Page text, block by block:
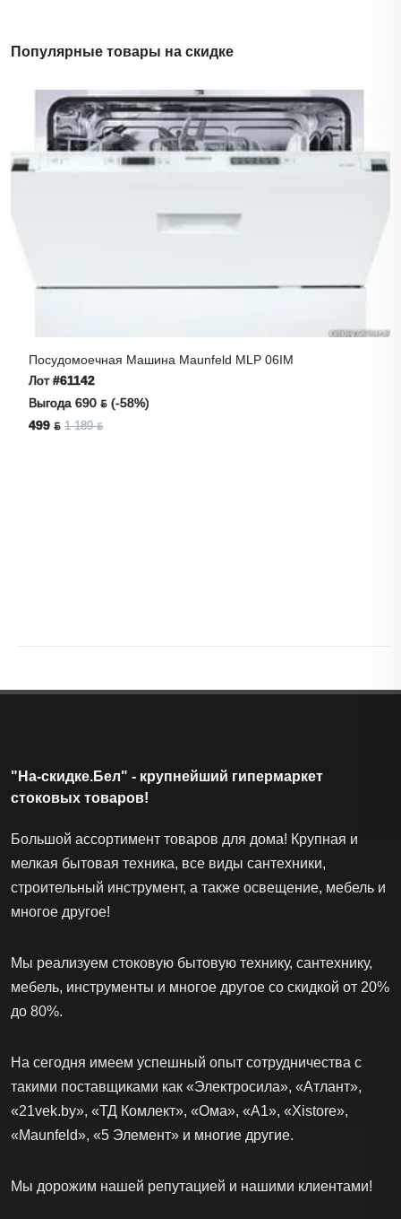
Популярные товары на скидке
"На-скидке.Бел" - крупнейший гипермаркет
стоковых товаров!
Большой ассортимент товаров для дома! Крупная и
мелкая бытовая техника, все виды сантехники,
строительный инструмент, а также освещение, мебель и
многое другое!
Мы реализуем стоковую бытовую технику, сантехнику,
мебель, инструменты и многое другое со скидкой от 20%
до 80%.
На сегодня имеем успешный опыт сотрудничества с
такими поставщиками как «Электросила», «Атлант»,
«21vek.by», «ТД Комлект», «Ома», «А1», «Xistore»,
«Maunfeld», «5 Элемент» и многие другие.
Мы дорожим нашей репутацией и нашими клиентами!